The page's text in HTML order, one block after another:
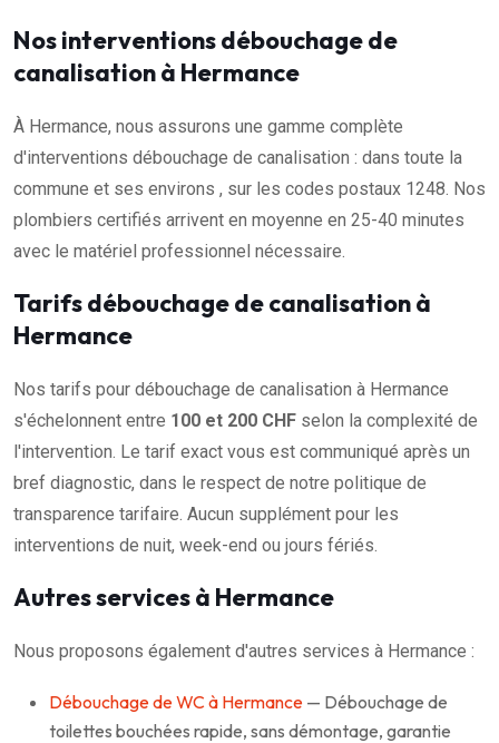
Nos interventions débouchage de
canalisation à Hermance
À Hermance, nous assurons une gamme complète
d'interventions débouchage de canalisation : dans toute la
commune et ses environs , sur les codes postaux 1248. Nos
plombiers certifiés arrivent en moyenne en 25-40 minutes
avec le matériel professionnel nécessaire.
Tarifs débouchage de canalisation à
Hermance
Nos tarifs pour débouchage de canalisation à Hermance
s'échelonnent entre 100 et 200 CHF selon la complexité de
l'intervention. Le tarif exact vous est communiqué après un
bref diagnostic, dans le respect de notre politique de
transparence tarifaire. Aucun supplément pour les
interventions de nuit, week-end ou jours fériés.
Autres services à Hermance
Nous proposons également d'autres services à Hermance :
Débouchage de WC à Hermance — Débouchage de
toilettes bouchées rapide, sans démontage, garantie